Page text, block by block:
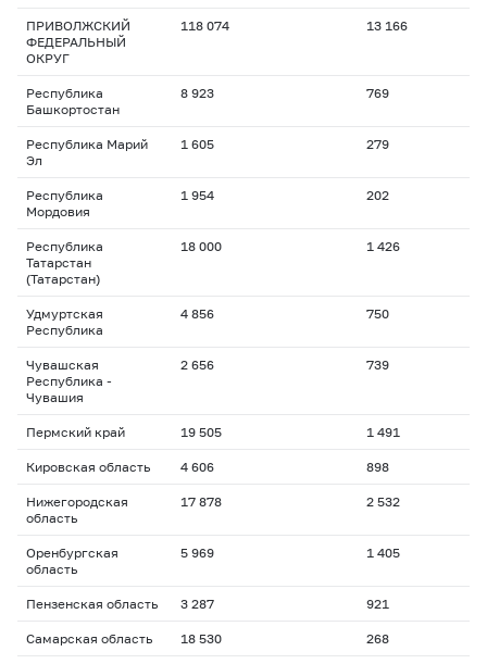
ПРИВОЛЖСКИЙ
ФЕДЕРАЛЬНЫЙ
ОКРУГ
118 074 13 166
Республика
Башкортостан
8 923 769
Республика Марий
Эл
1 605 279
Республика
Мордовия
1 954 202
Республика
Татарстан
(Татарстан)
18 000 1 426
Удмуртская
Республика
4 856 750
Чувашская
Республика -
Чувашия
2 656 739
Пермский край 19 505 1 491
Кировская область 4 606 898
Нижегородская
область
17 878 2 532
Оренбургская
область
5 969 1 405
Пензенская область 3 287 921
Самарская область 18 530 268